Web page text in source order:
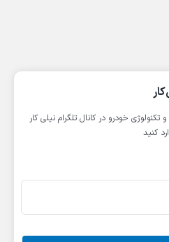
خودرو در کانال تلگرام نیلی کار
کنید